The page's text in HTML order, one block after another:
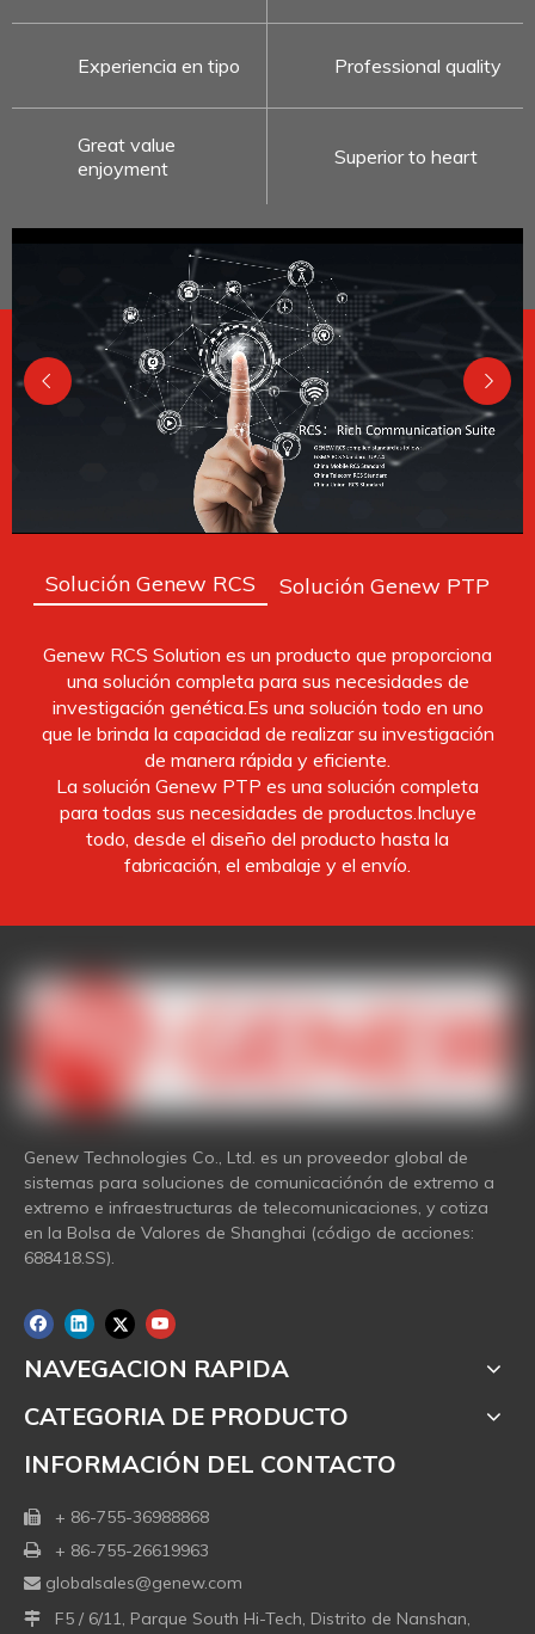
Experiencia en tipo Professional quality
Great value
enjoyment
Superior to heart
Solución Genew RCS Solución Genew PTP
Genew RCS Solution es un producto que proporciona
una solución completa para sus necesidades de
investigación genética.Es una solución todo en uno
que le brinda la capacidad de realizar su investigación
de manera rápida y eficiente.
La solución Genew PTP es una solución completa
para todas sus necesidades de productos.Incluye
todo, desde el diseño del producto hasta la
fabricación, el embalaje y el envío.
Genew Technologies Co., Ltd. es un proveedor global de
sistemas para soluciones de comunicaciónón de extremo a
extremo e infraestructuras de telecomunicaciones, y cotiza
en la Bolsa de Valores de Shanghai (código de acciones:
688418.SS).
NAVEGACION RAPIDA
CATEGORIA DE PRODUCTO
INFORMACIÓN DEL CONTACTO
 + 86-755-36988868
 + 86-755-26619963
 globalsales@genew.com
 F5 / 6/11, Parque South Hi-Tech, Distrito de Nanshan,